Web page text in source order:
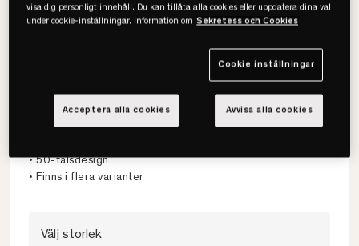
Maze
Mitten Shelf S Förvaringshylla
• 50-talsdesign
• Finns i flera varianter
Välj storlek
visa dig personligt innehåll. Du kan tillåta alla cookies eller uppdatera dina val
under cookie-inställningar. Information om Sekretess och Cookies
Cookie inställningar
Avvisa alla cookies
Acceptera alla cookies